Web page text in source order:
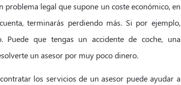
problema legal que supone un coste económico, en
terminarás perdiendo más. Si por ejemplo,
que tengas un accidente de coche, una
un asesor por muy poco dinero.
los servicios de un asesor puede ayudar a